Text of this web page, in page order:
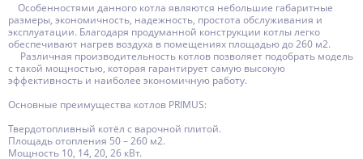
Особенностями данного котла являются небольшие габаритные
размеры, экономичность, надежность, простота обслуживания и
эксплуатации. Благодаря продуманной конструкции котлы легко
обеспечивают нагрев воздуха в помещениях площадью до 260 м2.
Различная производительность котлов позволяет подобрать модель
с такой мощностью, которая гарантирует самую высокую
эффективность и наиболее экономичную работу.
Основные преимущества котлов PRIMUS:
Твердотопливный котёл c варочной плитой.
Площадь отопления 50 – 260 м2.
Мощность 10, 14, 20, 26 кВт.